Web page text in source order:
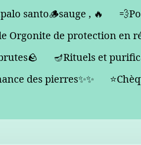
santo🪵sauge , 🔥
Orgonite de protection en
🪔Rituels et
des pierres✨✨